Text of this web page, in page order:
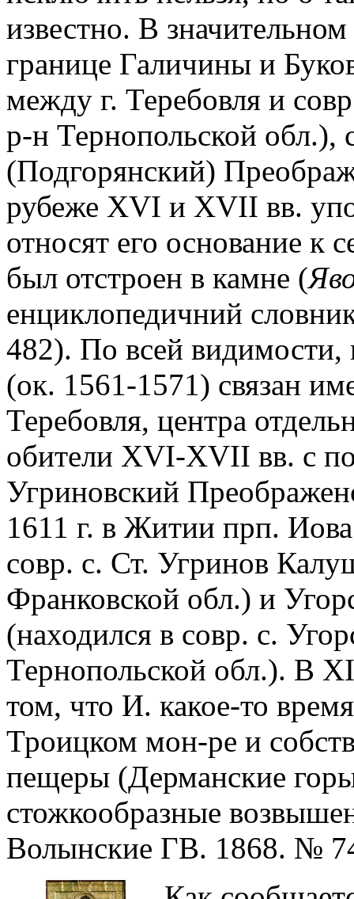
известно. В
границе Галичины и
между г. Теребовля и
р-н Тернопольской обл.),
(Подгорянский)
рубеже XVI и XVII вв.
относят его основание к
был отстроен в камне (
енциклопедичний
482). По всей
(ок. 1561-1571) связан
Теребовля, центра
обители XVI-XVII вв. с
Угриновский
1611 г. в Житии прп.
совр. с. Ст. Угринов
Франковской обл.) и
(находился в совр. с.
Тернопольской обл.). В
том, что И. какое-то
Троицком мон-ре и
пещеры (Дерманские
стожкообразные
Волынские ГВ. 1868. №